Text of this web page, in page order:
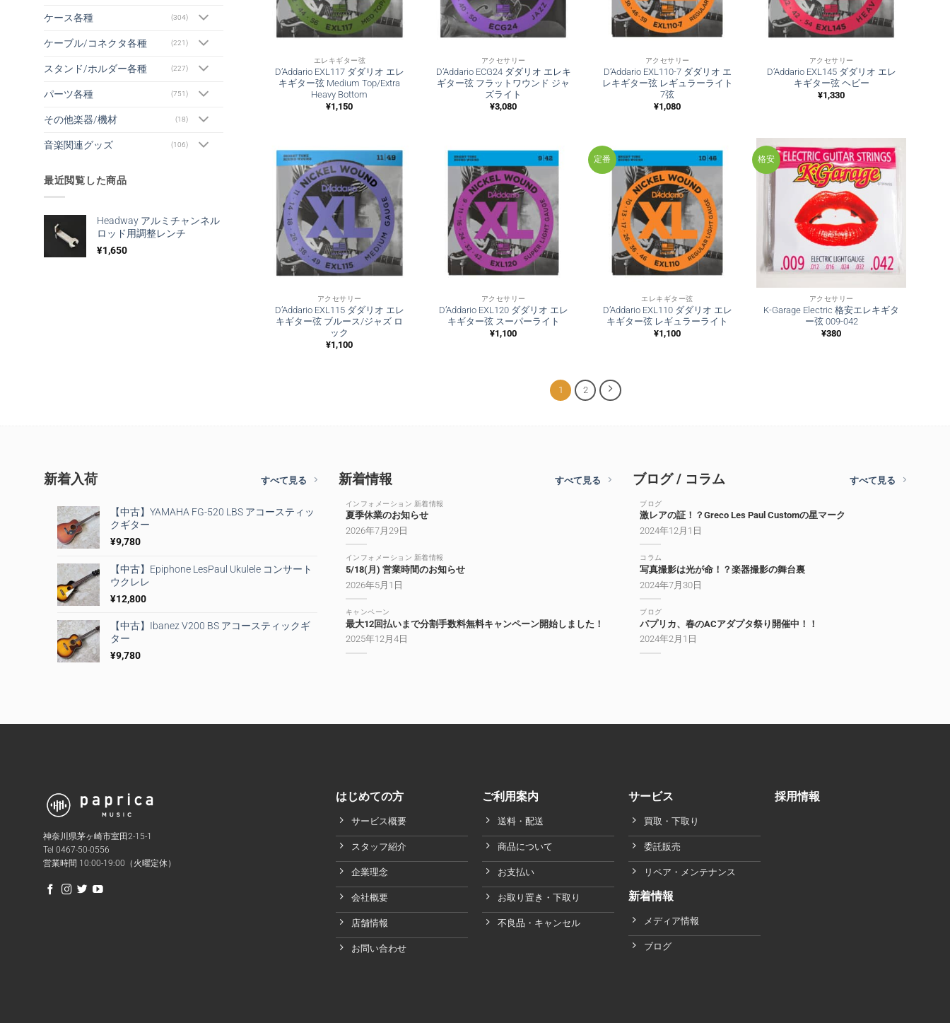
ケース各種 (304)
ケーブル/コネクタ各種 (221)
スタンド/ホルダー各種 (227)
パーツ各種 (751)
その他楽器/機材 (18)
音楽関連グッズ (106)
最近閲覧した商品
Headway アルミチャンネル
ロッド用調整レンチ
¥1,650
エレキギター弦
D’Addario EXL117 ダダリオ エレ
キギター弦 Medium Top/Extra
Heavy Bottom
¥1,150
アクセサリー
D’Addario ECG24 ダダリオ エレキ
ギター弦 フラットワウンド ジャ
ズライト
¥3,080
アクセサリー
D’Addario EXL110-7 ダダリオ エ
レキギター弦 レギュラーライト
7弦
¥1,080
アクセサリー
D’Addario EXL145 ダダリオ エレ
キギター弦 ヘビー
¥1,330
アクセサリー
D’Addario EXL115 ダダリオ エレ
キギター弦 ブルース/ジャズ ロ
ック
¥1,100
アクセサリー
D’Addario EXL120 ダダリオ エレ
キギター弦 スーパーライト
¥1,100
定番
エレキギター弦
D’Addario EXL110 ダダリオ エレ
キギター弦 レギュラーライト
¥1,100
格安
アクセサリー
K-Garage Electric 格安エレキギタ
ー弦 009-042
¥380
1 2
新着入荷 すべて見る
【中古】YAMAHA FG-520 LBS アコースティッ
クギター
¥9,780
【中古】Epiphone LesPaul Ukulele コンサート
ウクレレ
¥12,800
【中古】Ibanez V200 BS アコースティックギ
ター
¥9,780
新着情報 すべて見る
インフォメーション 新着情報
夏季休業のお知らせ
2026年7月29日
インフォメーション 新着情報
5/18(月) 営業時間のお知らせ
2026年5月1日
キャンペーン
最大12回払いまで分割手数料無料キャンペーン開始しました！
2025年12月4日
ブログ / コラム すべて見る
ブログ
激レアの証！？Greco Les Paul Customの星マーク
2024年12月1日
コラム
写真撮影は光が命！？楽器撮影の舞台裏
2024年7月30日
ブログ
パプリカ、春のACアダプタ祭り開催中！！
2024年2月1日
神奈川県茅ヶ崎市室田2-15-1
Tel 0467-50-0556
営業時間 10:00-19:00（火曜定休）
はじめての方
サービス概要
スタッフ紹介
企業理念
会社概要
店舗情報
お問い合わせ
ご利用案内
送料・配送
商品について
お支払い
お取り置き・下取り
不良品・キャンセル
サービス
買取・下取り
委託販売
リペア・メンテナンス
新着情報
メディア情報
ブログ
採用情報